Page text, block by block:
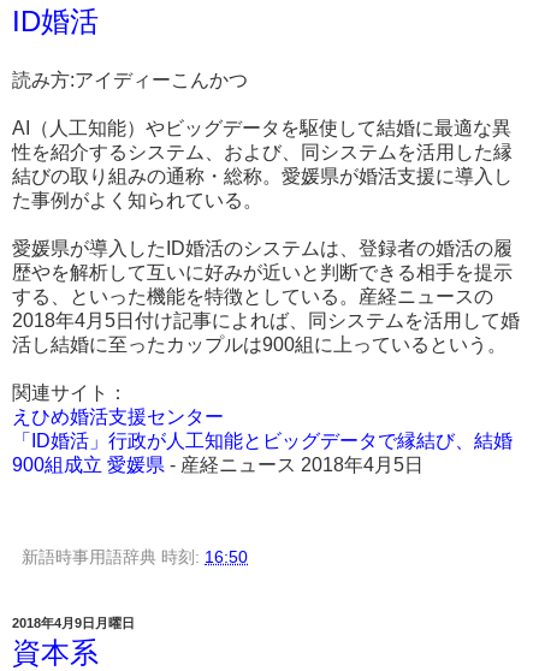
ID婚活
読み方:アイディーこんかつ
AI（人工知能）やビッグデータを駆使して結婚に最適な異
性を紹介するシステム、および、同システムを活用した縁
結びの取り組みの通称・総称。愛媛県が婚活支援に導入し
た事例がよく知られている。
愛媛県が導入したID婚活のシステムは、登録者の婚活の履
歴やを解析して互いに好みが近いと判断できる相手を提示
する、といった機能を特徴としている。産経ニュースの
2018年4月5日付け記事によれば、同システムを活用して婚
活し結婚に至ったカップルは900組に上っているという。
関連サイト：
えひめ婚活支援センター
「ID婚活」行政が人工知能とビッグデータで縁結び、結婚
900組成立 愛媛県 - 産経ニュース 2018年4月5日
新語時事用語辞典 時刻: 16:50
2018年4月9日月曜日
資本系